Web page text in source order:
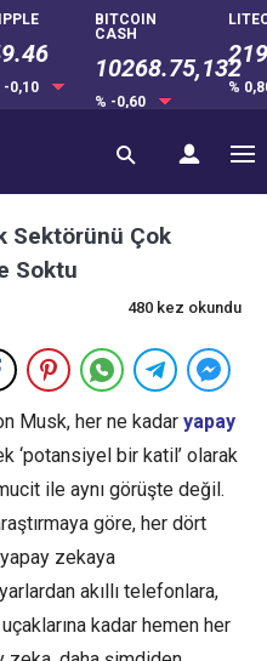
-0,10
BITCOIN
CASH
10268.75,132
% -0,60
%
Sektörünü Çok
Soktu
480 kez okundu
Musk, her ne kadar yapay
‘potansiyel bir katil’ olarak
ile aynı görüşte değil.
göre, her dört
yapay zekaya
akıllı telefonlara,
kadar hemen her